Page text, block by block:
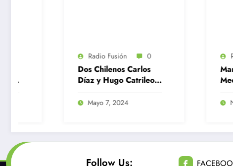
y Hugo Catrileo
a París
Radio Fusión
Martina Weil gana
Medalla de Oro en los
400 metros planos
Follow Us: